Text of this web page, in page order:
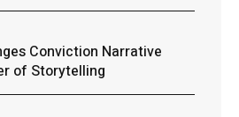
Conviction Narrative
of Storytelling